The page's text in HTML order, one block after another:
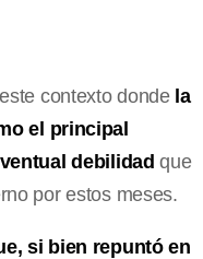
contexto dondela
el principal
debilidad que
por estos meses.
si bien repuntó en